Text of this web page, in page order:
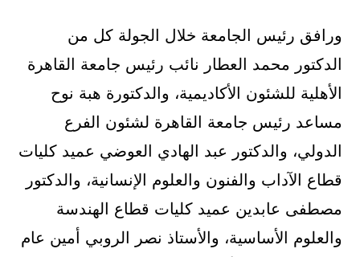
ورافق رئيس الجامعة خلال الجولة كل من
الدكتور محمد العطار نائب رئيس جامعة القاهرة
الأهلية للشئون الأكاديمية، والدكتورة هبة نوح
مساعد رئيس جامعة القاهرة لشئون الفرع
الدولي، والدكتور عبد الهادي العوضي عميد كليات
قطاع الآداب والفنون والعلوم الإنسانية، والدكتور
مصطفى عابدين عميد كليات قطاع الهندسة
والعلوم الأساسية، والأستاذ نصر الروبي أمين عام